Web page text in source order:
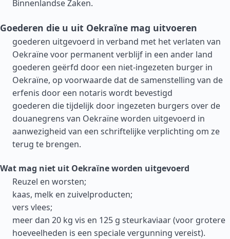
Binnenlandse Zaken.
Goederen die u uit Oekraïne mag uitvoeren
goederen uitgevoerd in verband met het verlaten van
Oekraïne voor permanent verblijf in een ander land
goederen geërfd door een niet-ingezeten burger in
Oekraïne, op voorwaarde dat de samenstelling van de
erfenis door een notaris wordt bevestigd
goederen die tijdelijk door ingezeten burgers over de
douanegrens van Oekraïne worden uitgevoerd in
aanwezigheid van een schriftelijke verplichting om ze
terug te brengen.
Wat mag niet uit Oekraïne worden uitgevoerd
Reuzel en worsten;
kaas, melk en zuivelproducten;
vers vlees;
meer dan 20 kg vis en 125 g steurkaviaar (voor grotere
hoeveelheden is een speciale vergunning vereist).